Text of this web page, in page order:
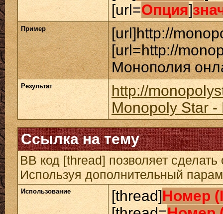
[url=Опция]
Пример
[url]http://
[url=http://
Монополия
Результат
http://
Monopoly Star
Ссылка на тему
BB код [thread] позволяет
Используя дополнительный
Использование [thread]Номер